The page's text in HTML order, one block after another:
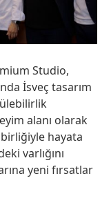
Studio,
İsveç tasarım
alanı olarak
hayata
varlığını
yeni fırsatlar